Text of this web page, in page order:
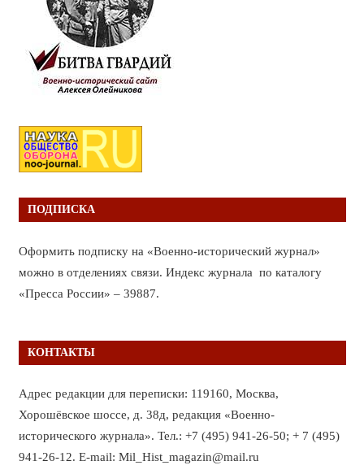
ПОДПИСКА
Оформить подписку на «Военно-исторический журнал»
можно в отделениях связи. Индекс журнала по каталогу
«Пресса России» – 39887.
КОНТАКТЫ
Адрес редакции для переписки: 119160, Москва,
Хорошёвское шоссе, д. 38д, редакция «Военно-
исторического журнала». Тел.: +7 (495) 941-26-50; + 7 (495)
941-26-12. E-mail: Mil_Hist_magazin@mail.ru